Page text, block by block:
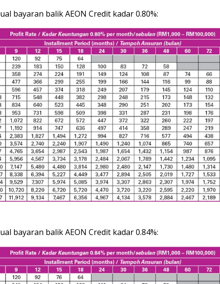
bayaran balik AEON Credit kadar 0.80%:
bayaran balik AEON Credit kadar 0.84%: